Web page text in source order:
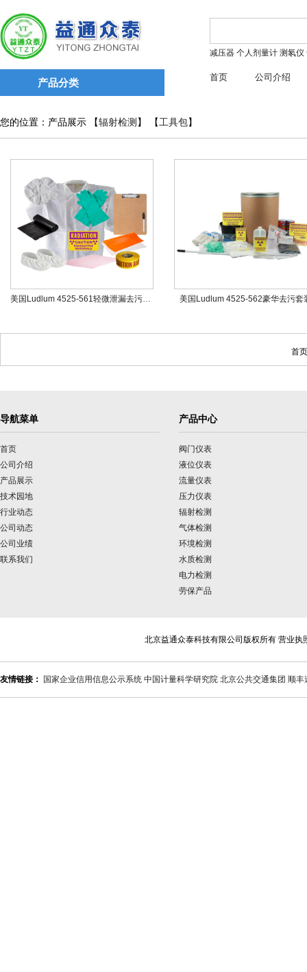
产品分类
减压器 个人剂量计 测氡仪
首页 公司介绍
您的位置：产品展示 【辐射检测 】 【工具包】
美国Ludlum 4525-561轻微泄漏去污套装 美国Ludlum 4525-562豪华去污套
首
导航菜单
首页
公司介绍
产品展示
技术园地
行业动态
公司动态
公司业绩
联系我们
产品中心
阀门仪表
液位仪表
流量仪表
压力仪表
辐射检测
气体检测
环境检测
水质检测
电力检测
劳保产品
北京益通众泰科技有限公司版权所有 营业执
友情链接： 国家企业信用信息公示系统 中国计量科学研究院 北京公共交通集团 顺丰